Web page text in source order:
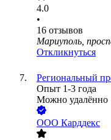
4.0
•
16 отзывов
Мариуполь,
Откликнуться
Региональный
Опыт 1-3 года
Можно удалённо
ООО Карддекс